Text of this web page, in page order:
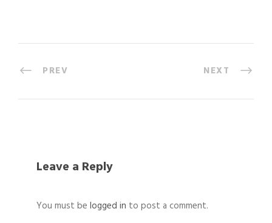
PREV NEXT
Leave a Reply
You must be logged in to post a comment.